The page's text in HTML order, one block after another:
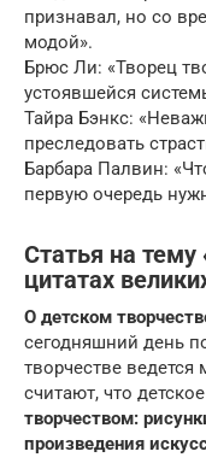
признавал, но со
модой».
Брюс Ли: «Творец
устоявшейся
Тайра Бэнкс:
преследовать
Барбара Палвин:
первую очередь
Статья на тему
цитатах
О детском
сегодняшний день
творчестве
считают, что
творчеством:
произведения